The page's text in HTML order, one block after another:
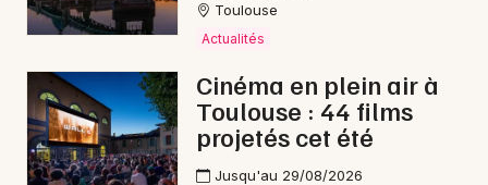
Toulouse
Actualités
Cinéma en plein air à
Toulouse : 44 films
projetés cet été
Jusqu'au 29/08/2026